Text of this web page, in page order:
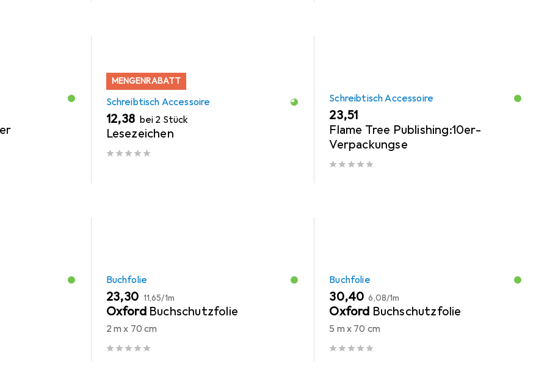
MENGENRABATT
Schreibtisch Accessoire
EUR
12,38 bei 2 Stück
Lesezeichen
Schreibtisch Accessoire
EUR
23,51
Flame Tree Publishing:10er-
Verpackungse
Buchfolie
EUR
23,30 EUR
11,65/1m
Oxford Buchschutzfolie
2 m x 70 cm
Buchfolie
EUR
30,40 EUR
6,08/1m
Oxford Buchschutzfolie
5 m x 70 cm